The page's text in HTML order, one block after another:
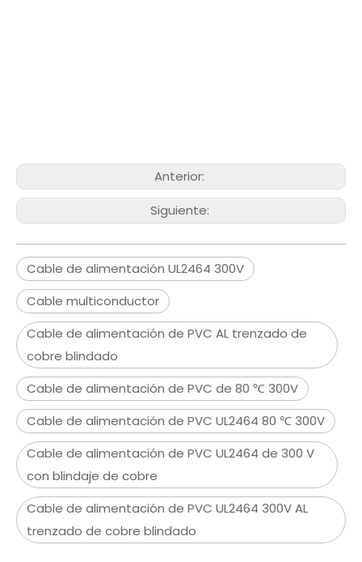
Anterior:
Siguiente:
Cable de alimentación UL2464 300V
Cable multiconductor
Cable de alimentación de PVC AL trenzado de
cobre blindado
Cable de alimentación de PVC de 80 ℃ 300V
Cable de alimentación de PVC UL2464 80 ℃ 300V
Cable de alimentación de PVC UL2464 de 300 V
con blindaje de cobre
Cable de alimentación de PVC UL2464 300V AL
trenzado de cobre blindado